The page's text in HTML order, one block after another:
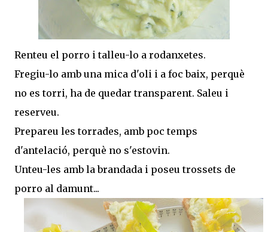
Renteu el porro i talleu-lo a rodanxetes.
Fregiu-lo amb una mica d'oli i a foc baix, perquè
no es torri, ha de quedar transparent. Saleu i
reserveu.
Prepareu les torrades, amb poc temps
d'antelació, perquè no s'estovin.
Unteu-les amb la brandada i poseu trossets de
porro al damunt...